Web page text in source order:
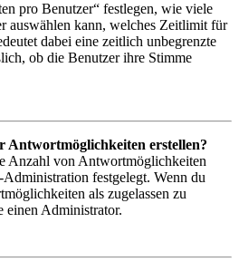
pro Benutzer“ festlegen, wie viele
auswählen kann, welches Zeitlimit für
dabei eine zeitlich unbegrenzte
ob die Benutzer ihre Stimme
Antwortmöglichkeiten erstellen?
Anzahl von Antwortmöglichkeiten
festgelegt. Wenn du
als zugelassen zu
einen Administrator.